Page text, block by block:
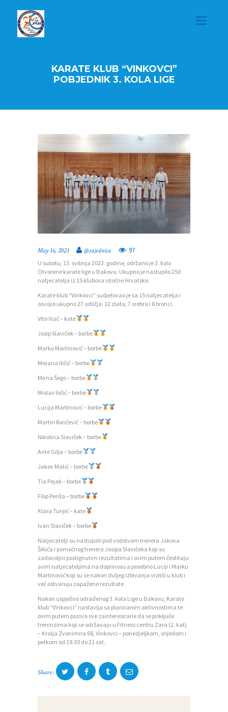
KARATE KLUB “VINKOVCI”
POBJEDNIK 3. KOLA LIGE
May 16, 2023 @zajednica 97
U subotu, 13. svibnja 2023. godine, održano je 3. kolo
Otvorene karate lige u Đakovu. Ukupno je nastupilo 250
natjecatelja iz 15 klubova istočne Hrvatske.
Karate klub “Vinkovci” sudjelovao je sa 15 natjecatelja i
osvojio ukupno 27 odličja: 12 zlata, 7 srebra i 8 bronci.
Vito Vuić – kate
Josip Slaviček – borbe
Marko Martinović – borbe
Morana Iličić – borbe
Mirna Šego – borbe
Mislav Iličić – borbe
Lucija Martinović – borbe
Martin Rončević – borbe
Nikolina Slaviček – borbe
Ante Gilja – borbe
Jakov Matić – borbe
Tia Pejak – borbe
Filip Periša – borbe
Klara Tunjić – kate
Ivan Slaviček – borbe
Natjecatelji su nastupali pod vodstvom trenera Jakova
Šikića i pomoćnog trenera Josipa Slavičeka koji su
zadovoljni postignutim rezultatima i ovim putem čestitaju
svim natjecateljima na doprinosu a posebno Luciji i Marku
Martinović koji su se nakon duljeg izbivanja vratili u klub i
već ostvaruju zapažene rezultate.
Nakon uspješno odrađenog 3. kola Lige u Đakovu, Karate
klub “Vinkovci” nastavlja sa planiranim aktivnostima te
ovim putem poziva sve zainteresirane da se priključe
treninzima koji se održavaju u Fitness centru Zara (2. kat)
– Kralja Zvonimira 68, Vinkovci – ponedjeljkom, srijedom i
petkom od 19.30 do 21 sat.
Share: